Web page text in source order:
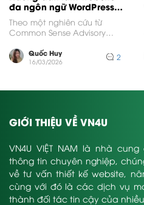
đa ngôn ngữ WordPress
hiệu quả nhất
Theo một nghiên cứu từ
Common Sense Advisory
dùng ưu tiên mua...
Quốc Huy
16/03/2026 2
GIỚI THIỆU VỀ VN4U
VN4U VIỆT NAM là nhà
thông tin chuyên nghiệp,
về tư vấn thiết kế website,
cùng với đó là các dịch vụ
thành đối tác tin cậy của